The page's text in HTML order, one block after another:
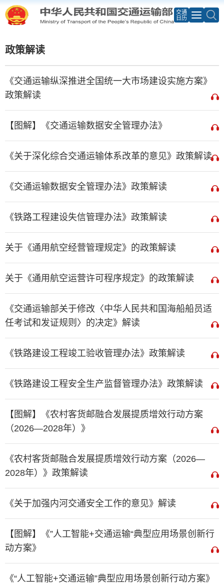
交通
日历
政策解读
《交通运输纵深推进全国统一大市场建设实施方案》
政策解读
【图解】《交通运输数据安全管理办法》
《关于深化综合交通运输体系改革的意见》政策解读
《交通运输数据安全管理办法》政策解读
《铁路工程建设失信管理办法》政策解读
关于《通用航空经营管理规定》的政策解读
关于《通用航空运营许可程序规定》的政策解读
《交通运输部关于修改〈中华人民共和国海船船员适
任考试和发证规则〉的决定》解读
《铁路建设工程竣工验收管理办法》政策解读
《铁路建设工程安全生产监督管理办法》政策解读
【图解】《农村客货邮融合发展提质增效行动方案
（2026—2028年）》
《农村客货邮融合发展提质增效行动方案（2026—
2028年）》政策解读
《关于加强内河交通安全工作的意见》解读
【图解】《”人工智能+交通运输“典型应用场景创新行
动方案》
《“人工智能+交通运输”典型应用场景创新行动方案》